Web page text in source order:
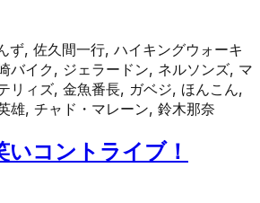
ず, 佐久間一行, ハイキングウォーキ
バイク, ジェラードン, ネルソンズ, マ
リィズ, 金魚番長, ガベジ, ほんこん,
雄, チャド・マレーン, 鈴木那奈
いコントライブ！